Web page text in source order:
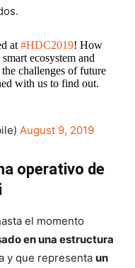
at #HDC2019! How
ecosystem and
challenges of future
with us to find out.
August 9, 2019
operativo de
el momento
en una estructura
y que representa un